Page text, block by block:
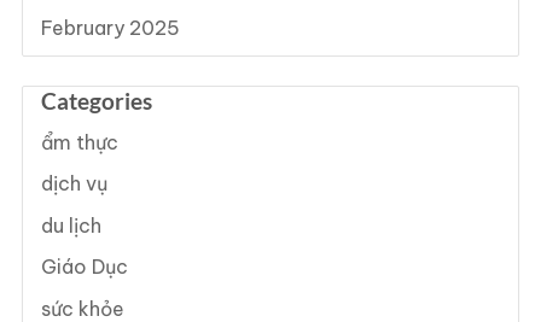
February 2025
Categories
ẩm thực
dịch vụ
du lịch
Giáo Dục
sức khỏe